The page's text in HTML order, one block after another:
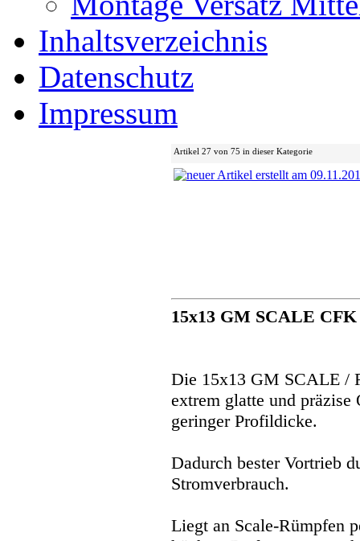
Inhaltsverzeichnis
Datenschutz
Impressum
Artikel 27 von 75 in dieser Kategorie
15x13 GM SCALE CFK
Die 15x13 GM SCALE /
extrem glatte und
geringer Profildicke.
Dadurch bester Vortrieb
Stromverbrauch.
Liegt an Scale-Rümpfen